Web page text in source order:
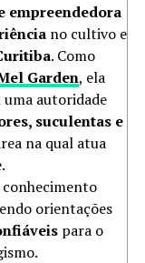
empreendedora
no cultivo e
. Como
Garden, ela
autoridade
suculentas e
na qual atua
orientações
para o